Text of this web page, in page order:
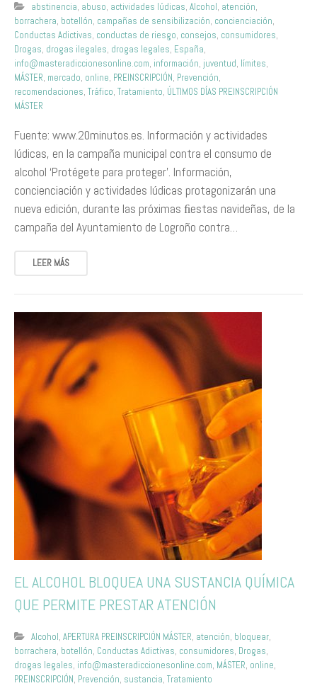
abstinencia, abuso, actividades lúdicas, Alcohol, atención,
borrachera, botellón, campañas de sensibilización, concienciación,
Conductas Adictivas, conductas de riesgo, consejos, consumidores,
Drogas, drogas ilegales, drogas legales, España,
info@masteradiccionesonline.com, información, juventud, límites,
MÁSTER, mercado, online, PREINSCRIPCIÓN, Prevención,
recomendaciones, Tráfico, Tratamiento, ÚLTIMOS DÍAS PREINSCRIPCIÓN
MÁSTER
Fuente: www.20minutos.es. Información y actividades
lúdicas, en la campaña municipal contra el consumo de
alcohol ‘Protégete para proteger’. Información,
concienciación y actividades lúdicas protagonizarán una
nueva edición, durante las próximas ﬁestas navideñas, de la
campaña del Ayuntamiento de Logroño contra…
LEER MÁS
EL ALCOHOL BLOQUEA UNA SUSTANCIA QUÍMICA
QUE PERMITE PRESTAR ATENCIÓN
Alcohol, APERTURA PREINSCRIPCIÓN MÁSTER, atención, bloquear,
borrachera, botellón, Conductas Adictivas, consumidores, Drogas,
drogas legales, info@masteradiccionesonline.com, MÁSTER, online,
PREINSCRIPCIÓN, Prevención, sustancia, Tratamiento